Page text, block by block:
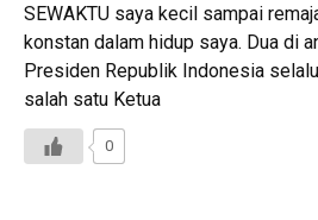
SEWAKTU saya kecil sampai
konstan dalam hidup saya. Dua di
Presiden Republik Indonesia
salah satu Ketua
0